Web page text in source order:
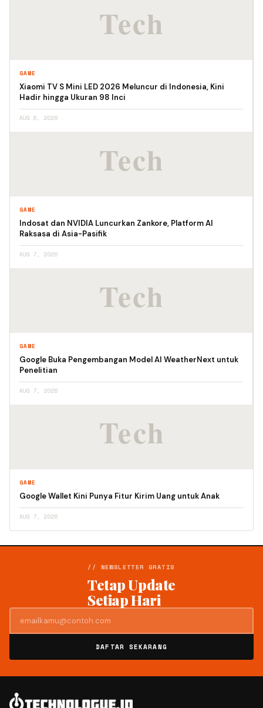
GAME
Xiaomi TV S Mini LED 2026 Meluncur di Indonesia, Kini
Hadir hingga Ukuran 98 Inci
AUG 6, 2026
GAME
Indosat dan NVIDIA Luncurkan Zankore, Platform AI
Raksasa di Asia-Pasifik
AUG 7, 2026
GAME
Google Buka Pengembangan Model AI WeatherNext untuk
Penelitian
AUG 7, 2026
GAME
Google Wallet Kini Punya Fitur Kirim Uang untuk Anak
AUG 7, 2026
// NEWSLETTER GRATIS
Tetap Update
Setiap Hari
DAFTAR SEKARANG